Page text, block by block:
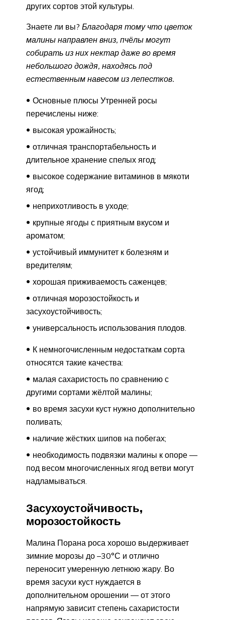
других сортов этой культуры.
Знаете ли вы? Благодаря тому что цветок
малины направлен вниз, пчёлы могут
собирать из них нектар даже во время
небольшого дождя, находясь под
естественным навесом из лепестков.
Основные плюсы Утренней росы
перечислены ниже:
высокая урожайность;
отличная транспортабельность и
длительное хранение спелых ягод;
высокое содержание витаминов в мякоти
ягод;
неприхотливость в уходе;
крупные ягоды с приятным вкусом и
ароматом;
устойчивый иммунитет к болезням и
вредителям;
хорошая приживаемость саженцев;
отличная морозостойкость и
засухоустойчивость;
универсальность использования плодов.
К немногочисленным недостаткам сорта
относятся такие качества:
малая сахаристость по сравнению с
другими сортами жёлтой малины;
во время засухи куст нужно дополнительно
поливать;
наличие жёстких шипов на побегах;
необходимость подвязки малины к опоре —
под весом многочисленных ягод ветви могут
надламываться.
Засухоустойчивость,
морозостойкость
Малина Порана роса хорошо выдерживает
зимние морозы до –30°С и отлично
переносит умеренную летнюю жару. Во
время засухи куст нуждается в
дополнительном орошении — от этого
напрямую зависит степень сахаристости